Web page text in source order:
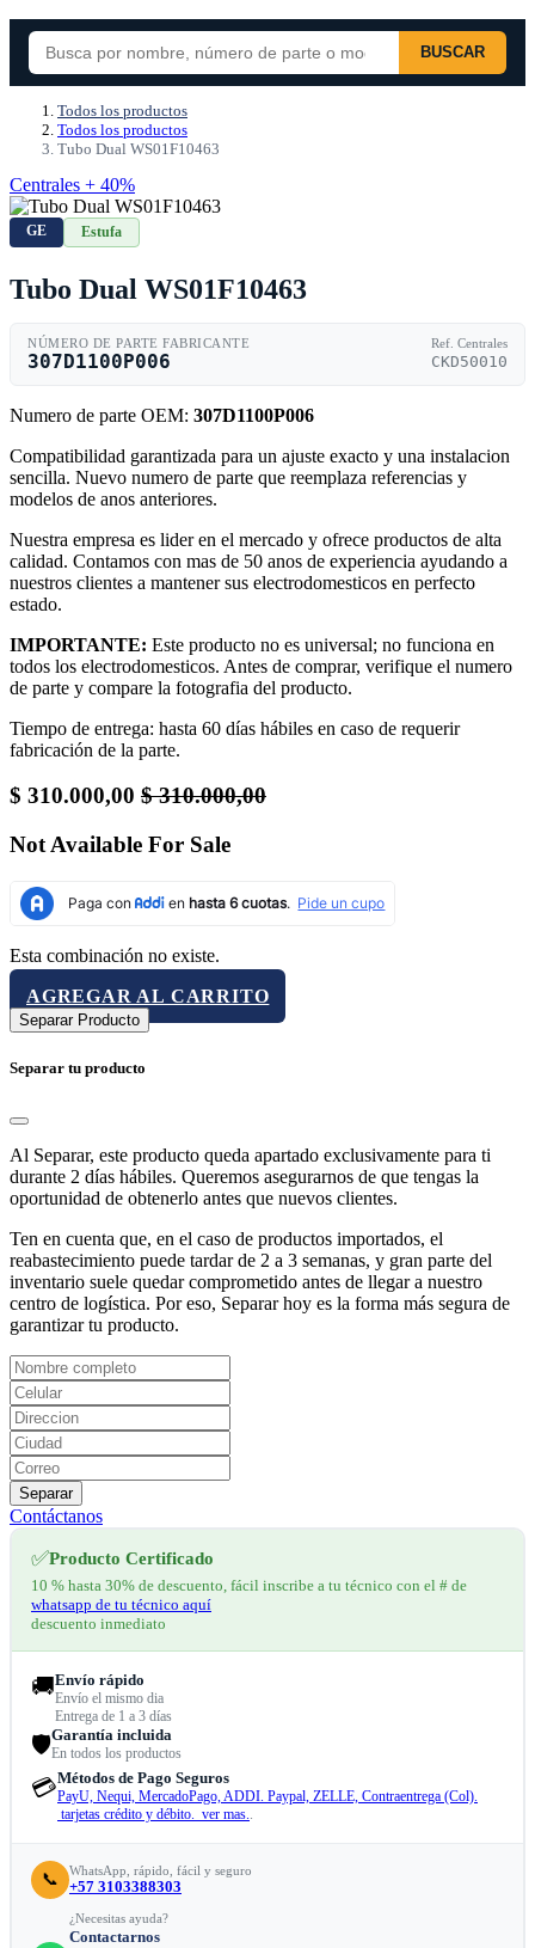
BUSCAR
Todos los productos
Todos los productos
Tubo Dual WS01F10463
Centrales + 40%
GE Estufa
Tubo Dual WS01F10463
NÚMERO DE PARTE FABRICANTE
307D1100P006
Ref. Centrales
CKD50010
Numero de parte OEM: 307D1100P006
Compatibilidad garantizada para un ajuste exacto y una instalacion
sencilla. Nuevo numero de parte que reemplaza referencias y
modelos de anos anteriores.
Nuestra empresa es lider en el mercado y ofrece productos de alta
calidad. Contamos con mas de 50 anos de experiencia ayudando a
nuestros clientes a mantener sus electrodomesticos en perfecto
estado.
IMPORTANTE: Este producto no es universal; no funciona en
todos los electrodomesticos. Antes de comprar, verifique el numero
de parte y compare la fotografia del producto.
Tiempo de entrega: hasta 60 días hábiles en caso de requerir
fabricación de la parte.
$ 310.000,00 $310.000,00
Not Available For Sale
Esta combinación no existe.
AGREGAR AL CARRITO
Separar Producto
Separar tu producto
Al Separar, este producto queda apartado exclusivamente para ti
durante 2 días hábiles. Queremos asegurarnos de que tengas la
oportunidad de obtenerlo antes que nuevos clientes.
Ten en cuenta que, en el caso de productos importados, el
reabastecimiento puede tardar de 2 a 3 semanas, y gran parte del
inventario suele quedar comprometido antes de llegar a nuestro
centro de logística. Por eso, Separar hoy es la forma más segura de
garantizar tu producto.
Separar
Contáctanos
✅Producto Certificado
10 % hasta 30% de descuento, fácil inscribe a tu técnico con el # de
whatsapp de tu técnico aquí
descuento inmediato
🚚Envío rápido
Envío el mismo dia
Entrega de 1 a 3 días
🛡️Garantía incluida
En todos los productos
💳Métodos de Pago Seguros
PayU, Nequi, MercadoPago, ADDI. Paypal, ZELLE, Contraentrega (Col).
tarjetas crédito y débito. ver mas..
📞 WhatsApp, rápido, fácil y seguro
+57 3103388303
¿Necesitas ayuda?
Contactarnos